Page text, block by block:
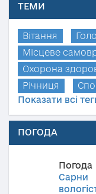
ТЕМИ
Вітання
Місцеве
Охорона
Річниця
Показати всі
ПОГОДА
Погода
Сарни